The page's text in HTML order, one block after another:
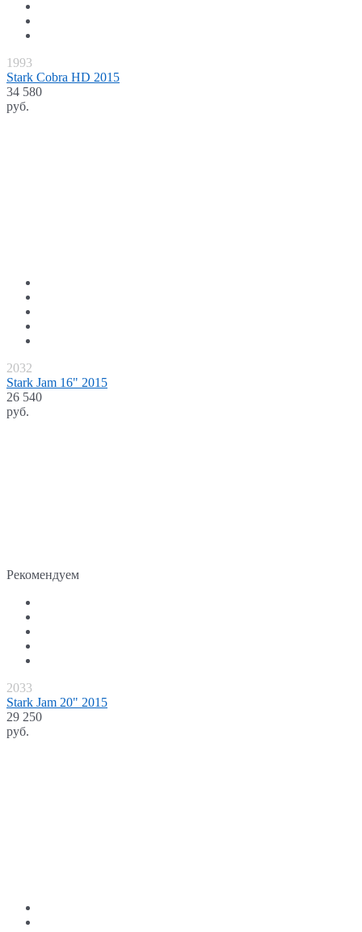
1993
Stark Cobra HD 2015
34 580
руб.
2032
Stark Jam 16" 2015
26 540
руб.
Рекомендуем
2033
Stark Jam 20" 2015
29 250
руб.